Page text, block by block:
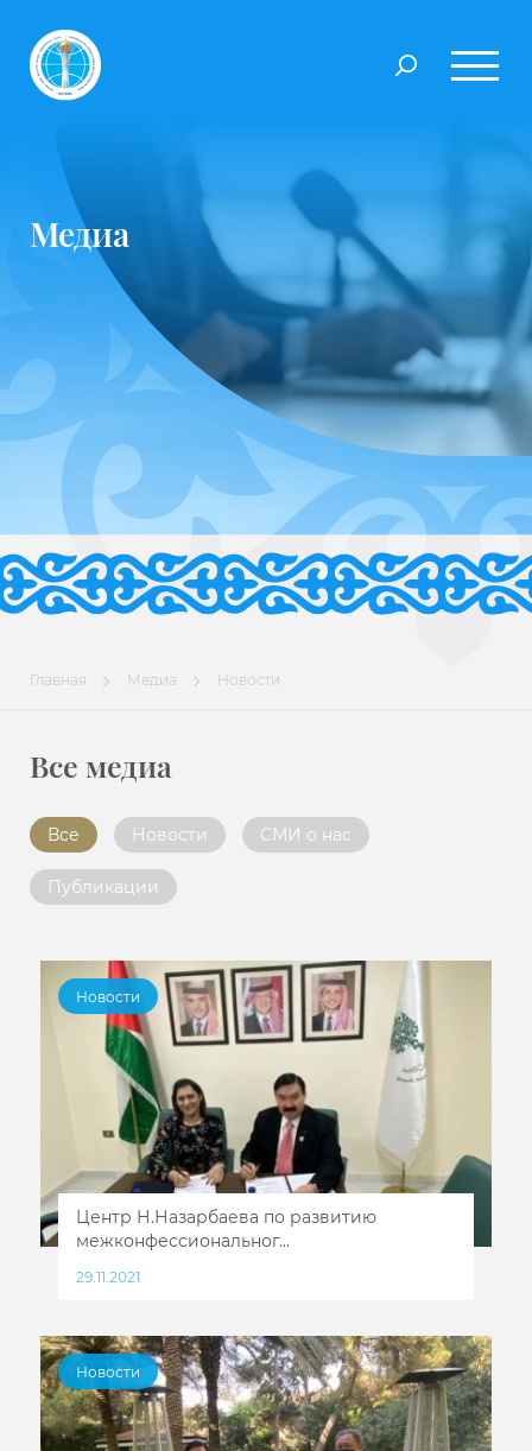
Медиа
Главная Медиа Новости
Все медиа
Все Новости СМИ о нас
Публикации
Новости
Центр Н.Назарбаева по развитию
межконфессиональног...
29.11.2021
Новости